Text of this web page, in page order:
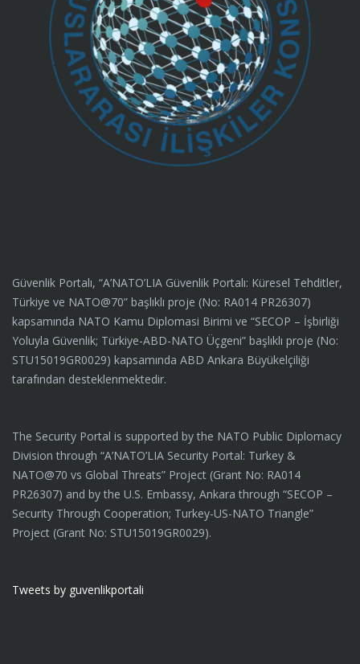
Güvenlik Portalı, “A’NATO’LIA Güvenlik Portalı: Küresel Tehditler,
Türkiye ve NATO@70” başlıklı proje (No: RA014 PR26307)
kapsamında NATO Kamu Diplomasi Birimi ve “SECOP – İşbirliği
Yoluyla Güvenlik; Türkiye-ABD-NATO Üçgeni” başlıklı proje (No:
STU15019GR0029) kapsamında ABD Ankara Büyükelçiliği
tarafından desteklenmektedir.
The Security Portal is supported by the NATO Public Diplomacy
Division through “A’NATO’LIA Security Portal: Turkey &
NATO@70 vs Global Threats” Project (Grant No: RA014
PR26307) and by the U.S. Embassy, Ankara through “SECOP –
Security Through Cooperation; Turkey-US-NATO Triangle”
Project (Grant No: STU15019GR0029).
Tweets by guvenlikportali